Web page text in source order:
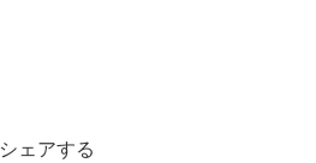
シェアする